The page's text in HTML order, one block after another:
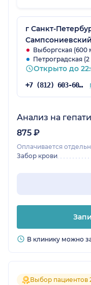
г Санкт-
Выборгская (600
Петроградская (2
Открыто до
+7 (812) 603-60-42
Анализ на
875 ₽
Оплачивается
Забор крови
В клинику можно
Выбор пациентов